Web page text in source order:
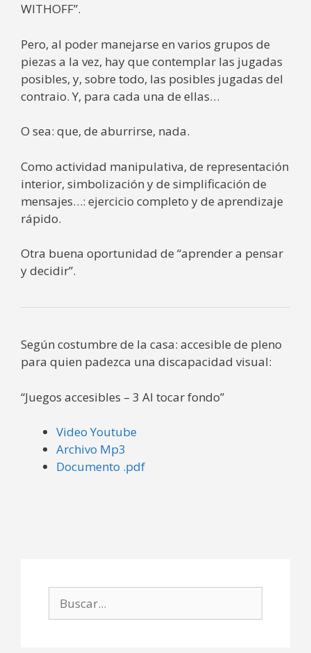
WITHOFF”.
Pero, al poder manejarse en varios grupos de
piezas a la vez, hay que contemplar las jugadas
posibles, y, sobre todo, las posibles jugadas del
contraio. Y, para cada una de ellas…
O sea: que, de aburrirse, nada.
Como actividad manipulativa, de representación
interior, simbolización y de simplificación de
mensajes…: ejercicio completo y de aprendizaje
rápido.
Otra buena oportunidad de “aprender a pensar
y decidir”.
Según costumbre de la casa: accesible de pleno
para quien padezca una discapacidad visual:
“Juegos accesibles – 3 Al tocar fondo”
Video Youtube
Archivo Mp3
Documento .pdf